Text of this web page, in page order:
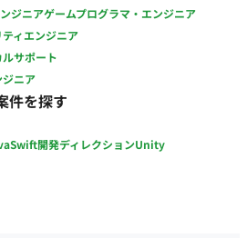
ジニアゲームプログラマ・エンジニア
ィエンジニア
サポート
ニア
件を探す
Swift開発ディレクションUnity